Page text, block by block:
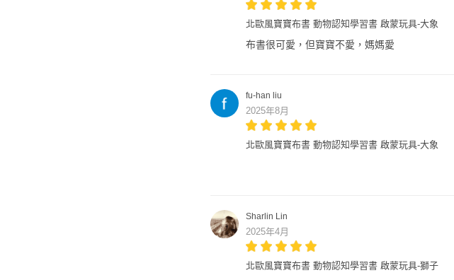
北歐風寶寶布書 動物認知學習書 啟蒙玩具-大象
布書很可愛，但寶寶不愛，媽媽愛
fu-han liu
2025年8月
北歐風寶寶布書 動物認知學習書 啟蒙玩具-大象
Sharlin Lin
2025年4月
北歐風寶寶布書 動物認知學習書 啟蒙玩具-獅子